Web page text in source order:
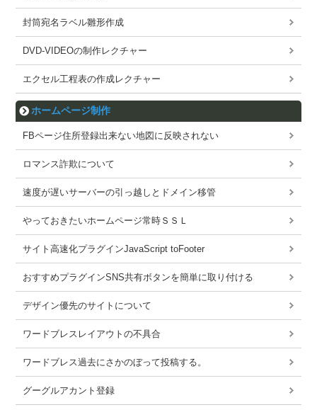
封筒宛名ラベル雛形作成
DVD-VIDEOの制作レクチャー
エクセル工程表の作成レクチャー
ホームページ制作
FBページ住所登録出来ない地図に反映されない
ロマンス詐欺について
速度が遅いサーバーの引っ越しとドメイン移管
やっておきたいホームページ常時ＳＳＬ
サイト高速化プラグインJavaScript toFooter
おすすめプラグインSNS共有ボタンを簡単に取り付ける
デザイン優先のサイトについて
ワードブレスレイアウトの不具合
ワードブレス過去にさかのぼって投稿する。
グーグルアカント登録